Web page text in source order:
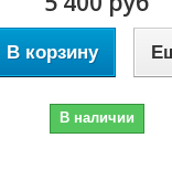
В корзину
В наличии